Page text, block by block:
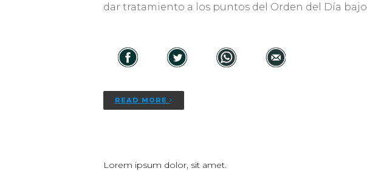
dar tratamiento a los puntos del Orden del Día bajo
READ MORE
Lorem ipsum dolor, sit amet.